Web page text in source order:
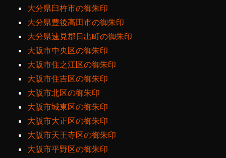
大分県臼杵市の御朱印
大分県豊後高田市の御朱印
大分県速見郡日出町の御朱印
大阪市中央区の御朱印
大阪市住之江区の御朱印
大阪市住吉区の御朱印
大阪市北区の御朱印
大阪市城東区の御朱印
大阪市大正区の御朱印
大阪市天王寺区の御朱印
大阪市平野区の御朱印